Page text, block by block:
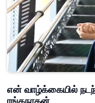
என் வாழ்க்கையில்
ரங்கநாதன்